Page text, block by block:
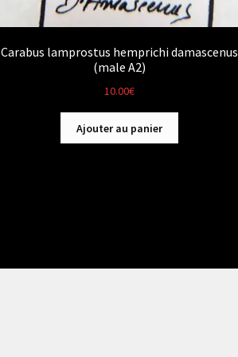
Carabus lamprostus hemprichi damascenus
(male A2)
10.00€
Ajouter au panier